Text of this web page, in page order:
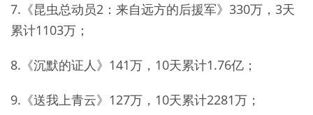
7.《昆虫总动员2：来自远方的后援军》330万，3天
累计1103万；
8.《沉默的证人》141万，10天累计1.76亿；
9.《送我上青云》127万，10天累计2281万；